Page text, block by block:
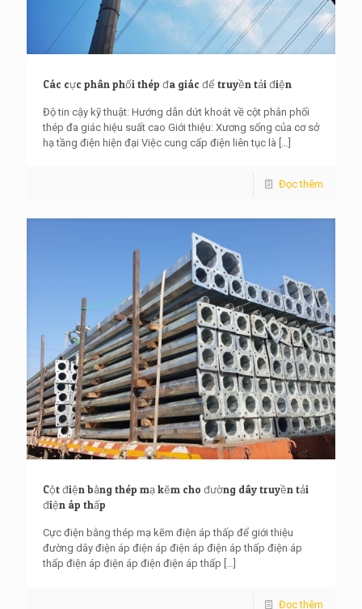
Các cực phân phối thép đa giác để truyền tải điện
Độ tin cậy kỹ thuật: Hướng dẫn dứt khoát về cột phân phối
thép đa giác hiệu suất cao Giới thiệu: Xương sống của cơ sở
hạ tầng điện hiện đại Việc cung cấp điện liên tục là […]
Đọc thêm
Cột điện bằng thép mạ kẽm cho đường dây truyền tải
điện áp thấp
Cực điện bằng thép mạ kẽm điện áp thấp để giới thiệu
đường dây điện áp điện áp điện áp điện áp thấp điện áp
thấp điện áp điện áp điện điện áp thấp […]
Đọc thêm